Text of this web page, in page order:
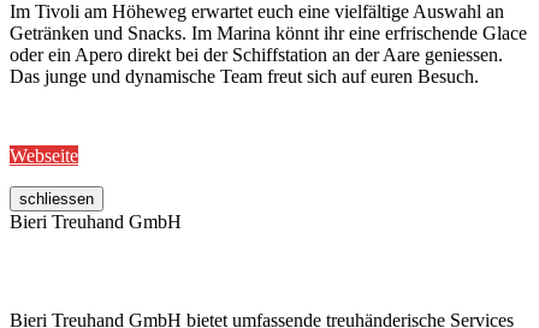
Im Tivoli am Höheweg erwartet euch eine vielfältige Auswahl an
Getränken und Snacks. Im Marina könnt ihr eine erfrischende Glace
oder ein Apero direkt bei der Schiffstation an der Aare geniessen.
Das junge und dynamische Team freut sich auf euren Besuch.
Webseite
schliessen
Bieri Treuhand GmbH
Bieri Treuhand GmbH bietet umfassende treuhänderische Services